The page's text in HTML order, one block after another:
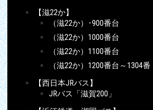
【滋22か】
（滋22か）･900番台
（滋22か）1000番台
（滋22か）1100番台
（滋22か）1200番台～1304番
【西日本JRバス】
JRバス「滋賀200」